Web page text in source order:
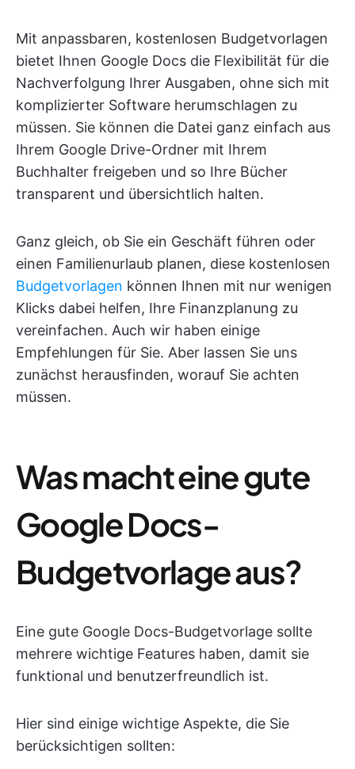
Mit anpassbaren, kostenlosen Budgetvorlagen
bietet Ihnen Google Docs die Flexibilität für die
Nachverfolgung Ihrer Ausgaben, ohne sich mit
komplizierter Software herumschlagen zu
müssen. Sie können die Datei ganz einfach aus
Ihrem Google Drive-Ordner mit Ihrem
Buchhalter freigeben und so Ihre Bücher
transparent und übersichtlich halten.
Ganz gleich, ob Sie ein Geschäft führen oder
einen Familienurlaub planen, diese kostenlosen
Budgetvorlagen können Ihnen mit nur wenigen
Klicks dabei helfen, Ihre Finanzplanung zu
vereinfachen. Auch wir haben einige
Empfehlungen für Sie. Aber lassen Sie uns
zunächst herausfinden, worauf Sie achten
müssen.
Was macht eine gute
Google Docs-
Budgetvorlage aus?
Eine gute Google Docs-Budgetvorlage sollte
mehrere wichtige Features haben, damit sie
funktional und benutzerfreundlich ist.
Hier sind einige wichtige Aspekte, die Sie
berücksichtigen sollten: